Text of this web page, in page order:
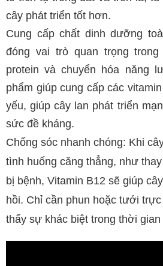
cây phát triển tốt hơn.
Cung cấp chất dinh dưỡng
đóng vai trò quan trọng
protein và chuyển hóa năng
phẩm giúp cung cấp các
yếu, giúp cây lan phát triển
sức đề kháng.
Chống sóc nhanh chóng: Khi
tình huống căng thẳng, như
bị bệnh, Vitamin B12 sẽ giúp
hồi. Chỉ cần phun hoặc tưới
thấy sự khác biệt trong thời gian